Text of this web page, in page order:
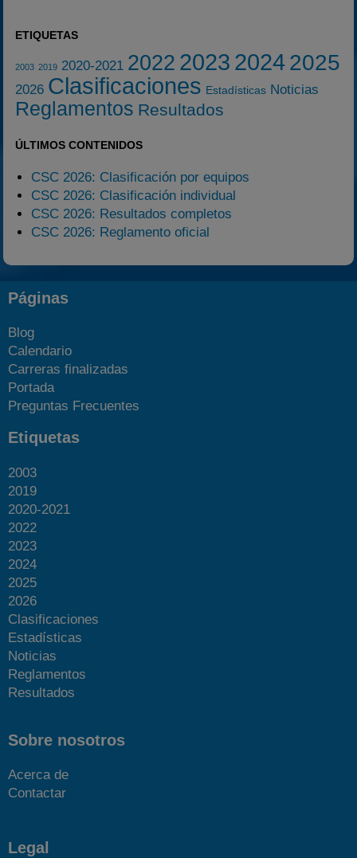
ETIQUETAS
2003 2019 2020-2021 2022 2023 20242025
2026 Clasificaciones Estadísticas Noticias
Reglamentos Resultados
ÚLTIMOS CONTENIDOS
CSC 2026: Clasificación por equipos
CSC 2026: Clasificación individual
CSC 2026: Resultados completos
CSC 2026: Reglamento oficial
Páginas
Blog
Calendario
Carreras finalizadas
Portada
Preguntas Frecuentes
Etiquetas
2003
2019
2020-2021
2022
2023
2024
2025
2026
Clasificaciones
Estadísticas
Noticias
Reglamentos
Resultados
Sobre nosotros
Acerca de
Contactar
Legal